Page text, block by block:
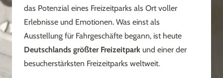
das Potenzial eines Freizeitparks als Ort voller
Erlebnisse und Emotionen. Was einst als
Ausstellung für Fahrgeschäfte begann, ist heute
Deutschlands größter Freizeitpark und einer der
besucherstärksten Freizeitparks weltweit.